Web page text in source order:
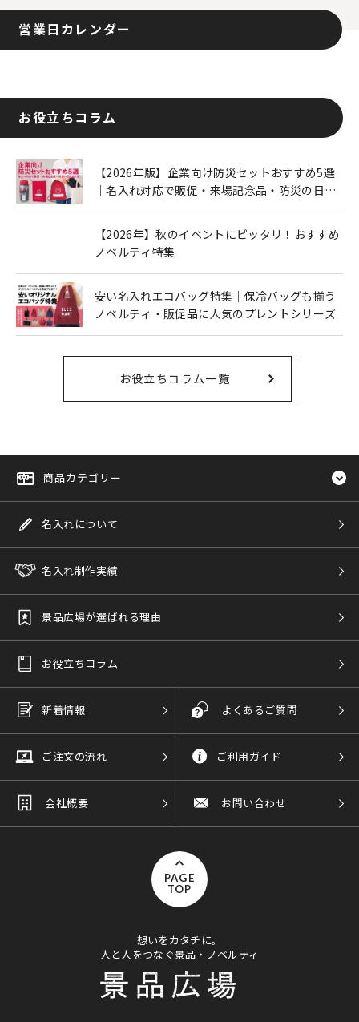
営業日カレンダー
お役立ちコラム
【2026年版】企業向け防災セットおすすめ5選
｜名入れ対応で販促・来場記念品・防災の日に
【2026年】秋のイベントにピッタリ！おすすめ
ノベルティ特集
安い名入れエコバッグ特集｜保冷バッグも揃う
ノベルティ・販促品に人気のプレントシリーズ
お役立ちコラム一覧
商品カテゴリー
名入れについて
名入れ制作実績
景品広場が選ばれる理由
お役立ちコラム
新着情報 よくあるご質問
ご注文の流れ ご利用ガイド
会社概要 お問い合わせ
PAGE
TOP
想いをカタチに。
人と人をつなぐ景品・ノベルティ